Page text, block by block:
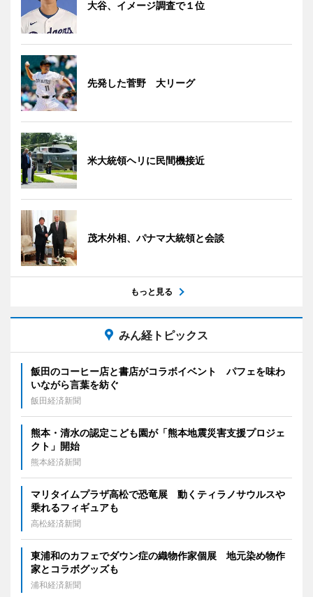
大谷、イメージ調査で１位
先発した菅野 大リーグ
米大統領ヘリに民間機接近
茂木外相、パナマ大統領と会談
もっと見る
みん経トピックス
飯田のコーヒー店と書店がコラボイベント パフェを味わ
いながら言葉を紡ぐ
飯田経済新聞
熊本・清水の認定こども園が「熊本地震災害支援プロジェ
クト」開始
熊本経済新聞
マリタイムプラザ高松で恐竜展 動くティラノサウルスや
乗れるフィギュアも
高松経済新聞
東浦和のカフェでダウン症の織物作家個展 地元染め物作
家とコラボグッズも
浦和経済新聞